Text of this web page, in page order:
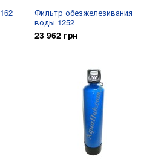
Фильтр обезжелезивания
воды 1252
23 962 грн